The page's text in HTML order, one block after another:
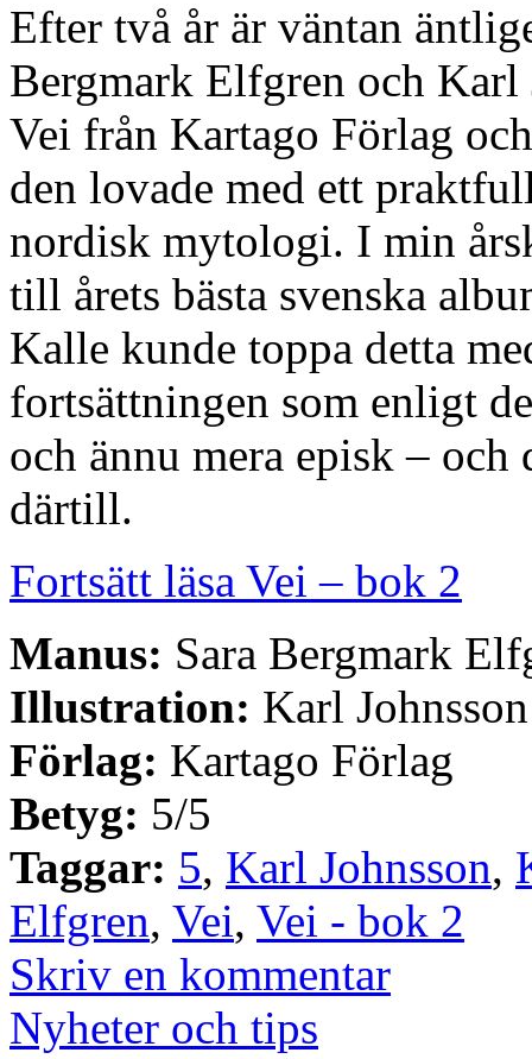
Efter två år är väntan
Bergmark Elfgren och Karl
Vei från Kartago Förlag
den lovade med ett
nordisk mytologi. I min
till årets bästa svenska
Kalle kunde toppa detta
fortsättningen som enligt
och ännu mera episk –
därtill.
Fortsätt läsa Vei – bok 2
Manus: Sara Bergmark
Illustration: Karl Johnsson
Förlag: Kartago Förlag
Betyg: 5/5
Taggar: 5, Karl Johnsson,
Elfgren, Vei, Vei - bok 2
Skriv en kommentar
Nyheter och tips